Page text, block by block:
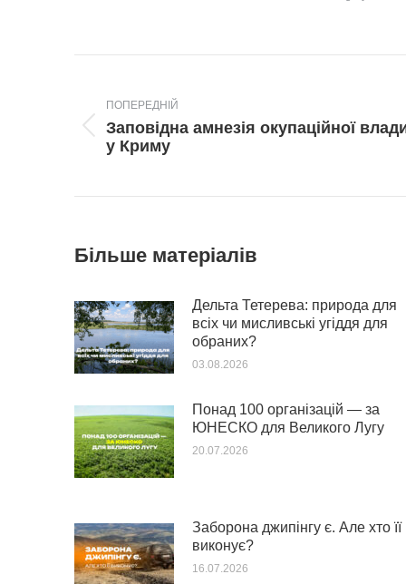
navigation
ПОПЕРЕДНІЙ
Попередній
пост:
Заповідна амнезія окупаційної
у Криму
Більше матеріалів
Дельта Тетерева: природа для
всіх чи мисливські угіддя для
обраних?
03.08.2026
Понад 100 організацій — за
ЮНЕСКО для Великого Лугу
20.07.2026
Заборона джипінгу є. Але хто її
виконує?
16.07.2026